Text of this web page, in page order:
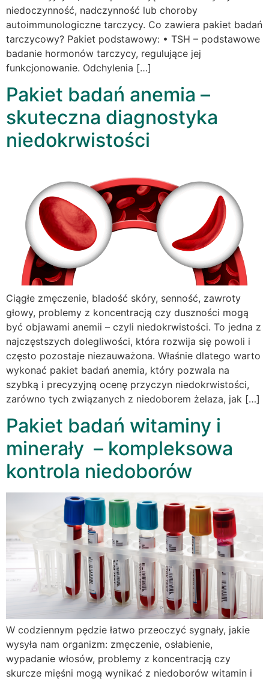
niedoczynność, nadczynność lub choroby
autoimmunologiczne tarczycy. Co zawiera pakiet badań
tarczycowy? Pakiet podstawowy: • TSH – podstawowe
badanie hormonów tarczycy, regulujące jej
funkcjonowanie. Odchylenia […]
Pakiet badań anemia –
skuteczna diagnostyka
niedokrwistości
Ciągłe zmęczenie, bladość skóry, senność, zawroty
głowy, problemy z koncentracją czy duszności mogą
być objawami anemii – czyli niedokrwistości. To jedna z
najczęstszych dolegliwości, która rozwija się powoli i
często pozostaje niezauważona. Właśnie dlatego warto
wykonać pakiet badań anemia, który pozwala na
szybką i precyzyjną ocenę przyczyn niedokrwistości,
zarówno tych związanych z niedoborem żelaza, jak […]
Pakiet badań witaminy i
minerały – kompleksowa
kontrola niedoborów
W codziennym pędzie łatwo przeoczyć sygnały, jakie
wysyła nam organizm: zmęczenie, osłabienie,
wypadanie włosów, problemy z koncentracją czy
skurcze mięśni mogą wynikać z niedoborów witamin i